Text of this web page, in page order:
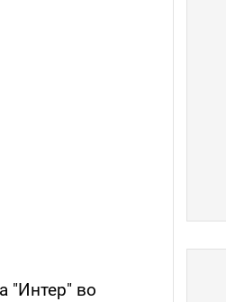
"Интер" во